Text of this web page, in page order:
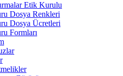
Etik Kurulu
Dosya Renkleri
Dosya Ücretleri
Formları